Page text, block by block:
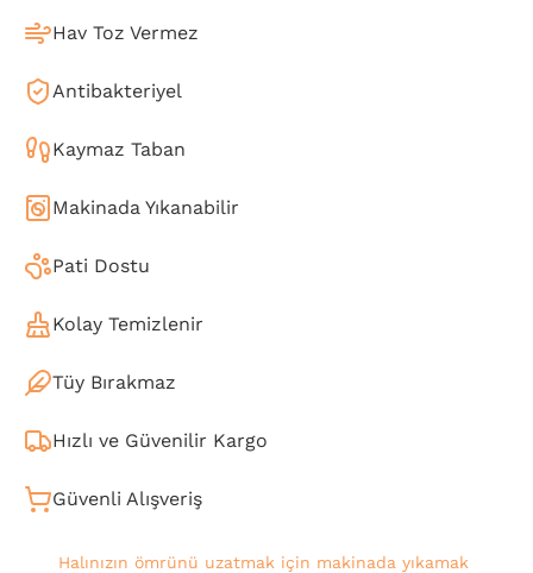
Hav Toz Vermez
Antibakteriyel
Kaymaz Taban
Makinada Yıkanabilir
Pati Dostu
Kolay Temizlenir
Tüy Bırakmaz
Hızlı ve Güvenilir Kargo
Güvenli Alışveriş
Halınızın ömrünü uzatmak için makinada yıkamak